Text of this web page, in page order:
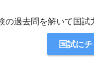
の過去問を解いて国試
国試に